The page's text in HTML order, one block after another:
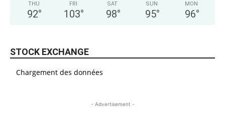
THU
92°
FRI
103°
SAT
98°
SUN
95°
MON
96°
STOCK EXCHANGE
Chargement des données
- Advertisement -